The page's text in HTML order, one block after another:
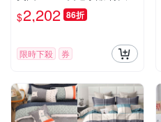
絲木漿床包枕套組
$2,202 86折
限時下殺 券